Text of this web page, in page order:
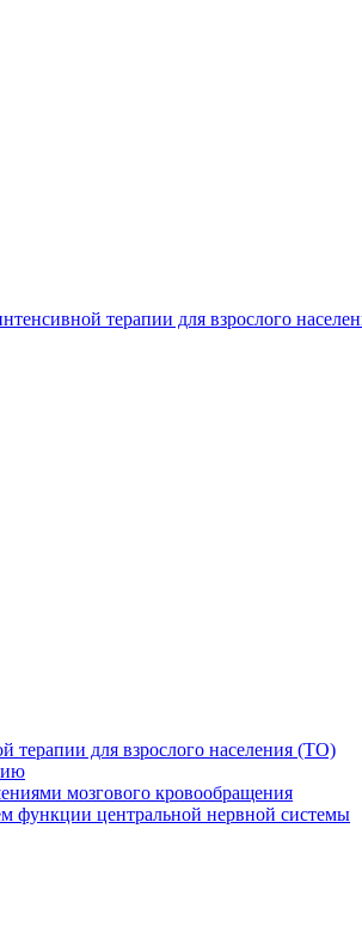
терапии для взрослого
терапии для взрослого населения (ТО)
мозгового кровообращения
функции центральной нервной системы